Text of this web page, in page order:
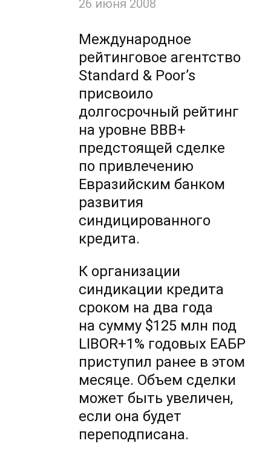
26 июня 2008
Международное
рейтинговое агентство
Standard & Poor’s
присвоило
долгосрочный рейтинг
на уровне ВВВ+
предстоящей сделке
по привлечению
Евразийским банком
развития
синдицированного
кредита.
К организации
синдикации кредита
сроком на два года
на сумму $125 млн под
LIBOR+1% годовых ЕАБР
приступил ранее в этом
месяце. Объем сделки
может быть увеличен,
если она будет
переподписана.